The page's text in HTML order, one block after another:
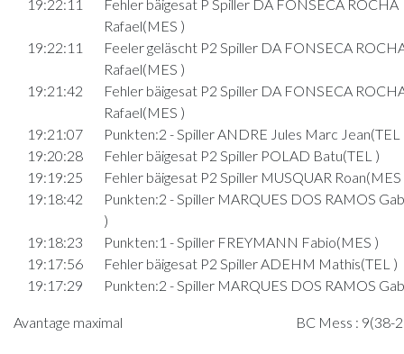
19:22:11
Fehler bäigesat P Spiller DA FONSECA ROCHA
Rafael(MES )
19:22:11
Feeler geläscht P2 Spiller DA FONSECA
Rafael(MES )
19:21:42
Fehler bäigesat P2 Spiller DA FONSECA
Rafael(MES )
19:21:07
Punkten:2 - Spiller ANDRE Jules Marc Jean(TEL
19:20:28
Fehler bäigesat P2 Spiller POLAD Batu(TEL )
19:19:25
Fehler bäigesat P2 Spiller MUSQUAR Roan(MES
19:18:42
Punkten:2 - Spiller MARQUES DOS RAMOS
)
19:18:23
Punkten:1 - Spiller FREYMANN Fabio(MES )
19:17:56
Fehler bäigesat P2 Spiller ADEHM Mathis(TEL )
19:17:29
Punkten:2 - Spiller MARQUES DOS RAMOS
19:16:44
Punkten:2 - Spiller BAKIJA Théo(MES )
Avantage maximal BC Mess : 9(38-